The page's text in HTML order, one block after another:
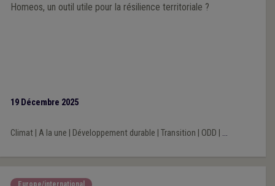
Homeos, un outil utile pour la résilience territoriale ?
19 Décembre 2025
Climat| A la une Développement durable Transition ODD ...